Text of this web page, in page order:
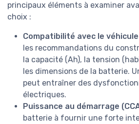
principaux éléments à examiner
choix :
Compatibilité avec le véhicule
les recommandations du
la capacité (Ah), la tension
les dimensions de la batterie.
peut entraîner des
électriques.
Puissance au démarrage
batterie à fournir une forte